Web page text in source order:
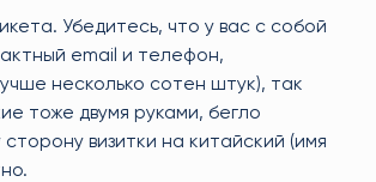
Убедитесь, что у вас с собой
email и телефон,
несколько сотен штук), так
тоже двумя руками, бегло
визитки на китайский (имя